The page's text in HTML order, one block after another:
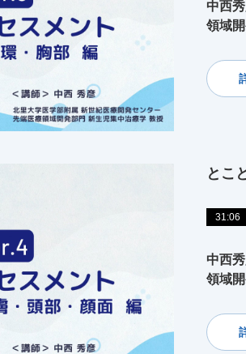
中西
領域
とこ
31:06
中西
領域